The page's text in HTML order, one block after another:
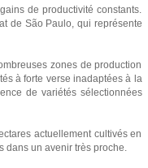
de productivité constants.
de São Paulo, qui représente
zones de production
à forte verse inadaptées à la
de variétés sélectionnées
actuellement cultivés en
un avenir très proche.